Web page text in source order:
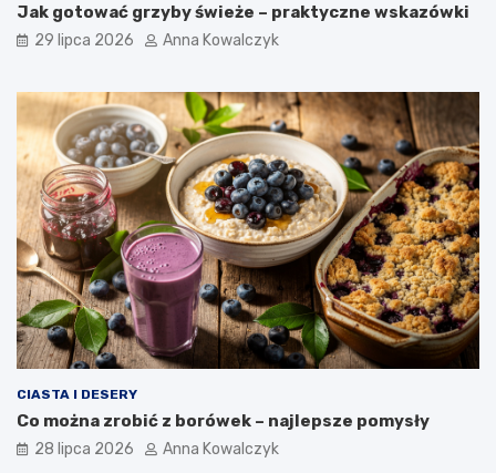
Jak gotować grzyby świeże – praktyczne wskazówki
29 lipca 2026 Anna Kowalczyk
CIASTA I DESERY
Co można zrobić z borówek – najlepsze pomysły
28 lipca 2026 Anna Kowalczyk